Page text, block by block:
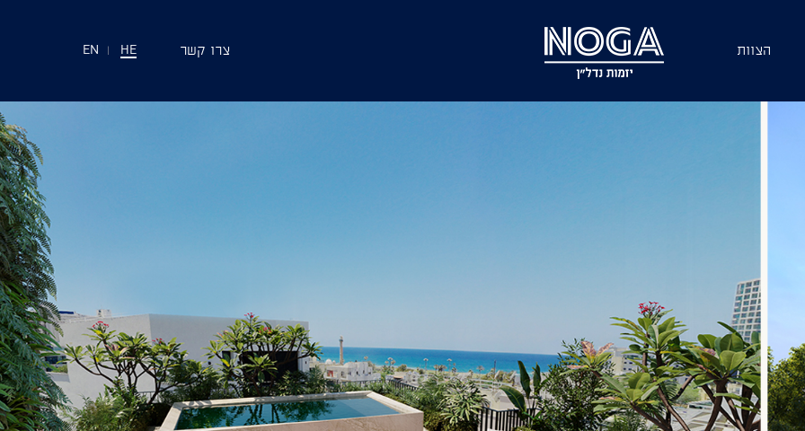
הצוות צרו קשר EN | HE